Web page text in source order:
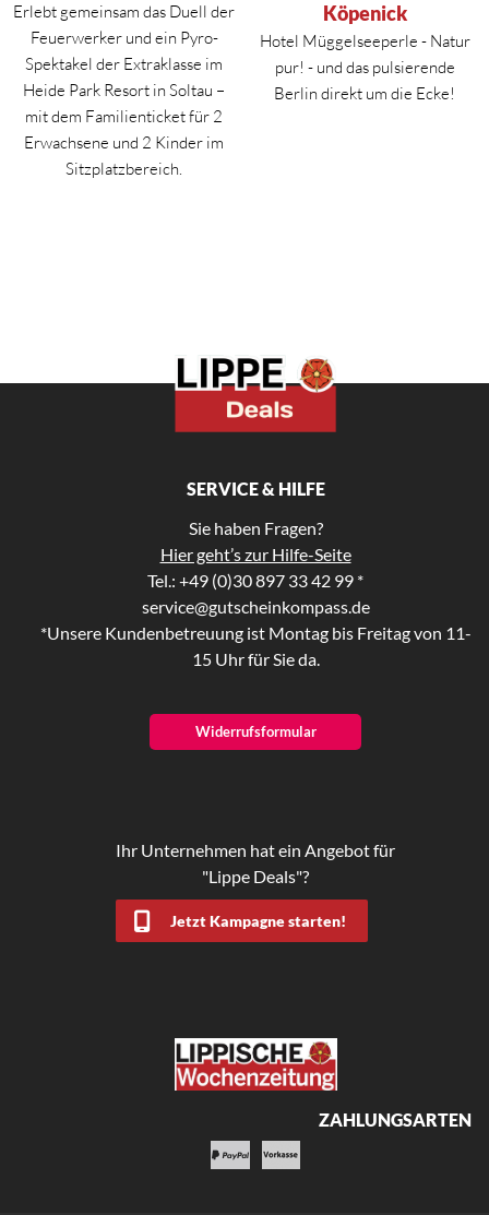
Erlebt gemeinsam das Duell der
Feuerwerker und ein Pyro-
Spektakel der Extraklasse im
Heide Park Resort in Soltau –
mit dem Familienticket für 2
Erwachsene und 2 Kinder im
Sitzplatzbereich.
Köpenick
Hotel Müggelseeperle - Natur
pur! - und das pulsierende
Berlin direkt um die Ecke!
SERVICE & HILFE
Sie haben Fragen?
Hier geht’s zur Hilfe-Seite
Tel.: +49 (0)30 897 33 42 99 *
service@gutscheinkompass.de
*Unsere Kundenbetreuung ist Montag bis Freitag von 11-
15 Uhr für Sie da.
Widerrufsformular
Ihr Unternehmen hat ein Angebot für
"Lippe Deals"?
Jetzt Kampagne starten!
ZAHLUNGSARTEN